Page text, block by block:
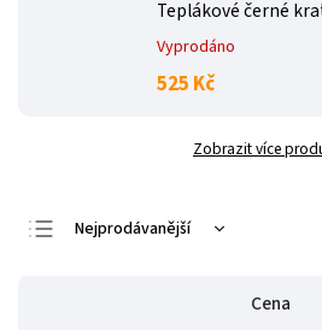
Teplákové černé
Vyprodáno
525 Kč
Zobrazit více
Nejprodávanější
Cena